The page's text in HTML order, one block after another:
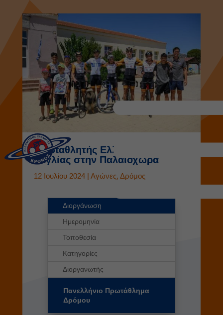
Πρωταθλητής Ελλάδας ο
Γαγλίας στην Παλαιόχωρα
12 Ιουλίου 2024| Αγώνες, Δρόμος
Διοργάνωση
Ημερομηνία
Τοποθεσία
Κατηγορίες
Διοργανωτής
Πανελλήνιο Πρωτάθλημα
Δρόμου